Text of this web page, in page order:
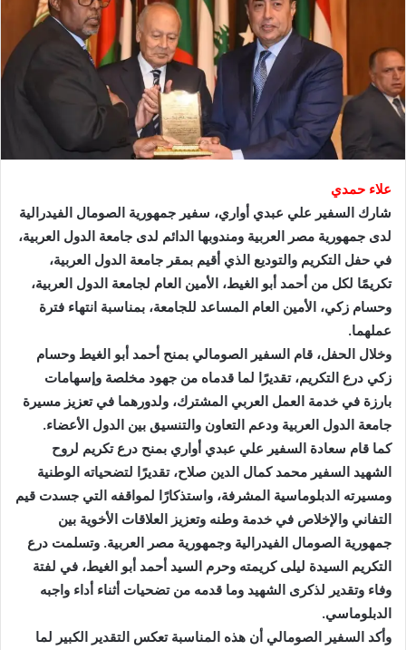
علاء حمدي
شارك السفير علي عبدي أواري، سفير جمهورية الصومال الفيدرالية
لدى جمهورية مصر العربية ومندوبها الدائم لدى جامعة الدول العربية،
في حفل التكريم والتوديع الذي أقيم بمقر جامعة الدول العربية،
تكريمًا لكل من أحمد أبو الغيط، الأمين العام لجامعة الدول العربية،
وحسام زكي، الأمين العام المساعد للجامعة، بمناسبة انتهاء فترة
عملهما.
وخلال الحفل، قام السفير الصومالي بمنح أحمد أبو الغيط وحسام
زكي درع التكريم، تقديرًا لما قدماه من جهود مخلصة وإسهامات
بارزة في خدمة العمل العربي المشترك، ولدورهما في تعزيز مسيرة
جامعة الدول العربية ودعم التعاون والتنسيق بين الدول الأعضاء.
كما قام سعادة السفير علي عبدي أواري بمنح درع تكريم لروح
الشهيد السفير محمد كمال الدين صلاح، تقديرًا لتضحياته الوطنية
ومسيرته الدبلوماسية المشرفة، واستذكارًا لمواقفه التي جسدت قيم
التفاني والإخلاص في خدمة وطنه وتعزيز العلاقات الأخوية بين
جمهورية الصومال الفيدرالية وجمهورية مصر العربية. وتسلمت درع
التكريم السيدة ليلى كريمته وحرم السيد أحمد أبو الغيط، في لفتة
وفاء وتقدير لذكرى الشهيد وما قدمه من تضحيات أثناء أداء واجبه
الدبلوماسي.
وأكد السفير الصومالي أن هذه المناسبة تعكس التقدير الكبير لما